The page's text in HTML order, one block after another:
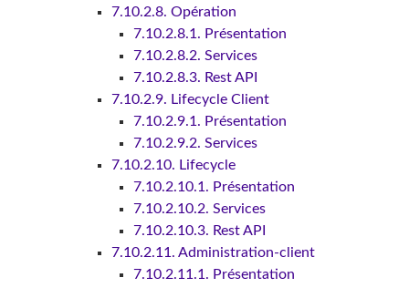
7.10.2.8. Opération
7.10.2.8.1. Présentation
7.10.2.8.2. Services
7.10.2.8.3. Rest API
7.10.2.9. Lifecycle Client
7.10.2.9.1. Présentation
7.10.2.9.2. Services
7.10.2.10. Lifecycle
7.10.2.10.1. Présentation
7.10.2.10.2. Services
7.10.2.10.3. Rest API
7.10.2.11. Administration-client
7.10.2.11.1. Présentation